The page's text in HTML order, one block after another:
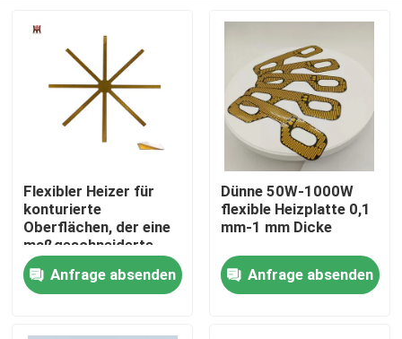
Haus
Flexibler Heizer für
konturierte
Oberflächen, der eine
maßgeschneiderte
Wärmeverteilung
ermöglicht
Anfrage absenden
Dünne 50W-1000W
flexible Heizplatte 0,1
mm-1 mm Dicke
Anfrage absenden